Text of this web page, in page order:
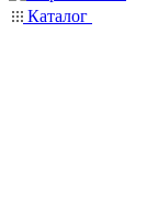
Каталог